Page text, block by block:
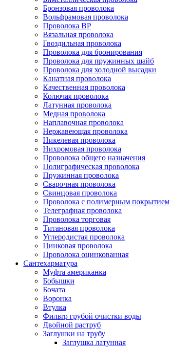
Бронзовая проволока
Вольфрамовая проволока
Проволока ВР
Вязальная проволока
Гвоздильная проволока
Проволока для бронирования
Проволока для пружинных шайб
Проволока для холодной высадки
Канатная проволока
Качественная проволока
Колючая проволока
Латунная проволока
Медная проволока
Наплавочная проволока
Нержавеющая проволока
Никелевая проволока
Нихромовая проволока
Проволока общего назначения
Полиграфическая проволока
Пружинная проволока
Сварочная проволока
Свинцовая проволока
Проволока с полимерным покрытием
Телеграфная проволока
Проволока торговая
Титановая проволока
Углеродистая проволока
Цинковая проволока
Проволока оцинкованная
Сантехарматура
Муфта американка
Бобышки
Бочата
Воронка
Втулка
Фильтр грубой очистки воды
Двойной раструб
Заглушки на трубу
Заглушка латунная